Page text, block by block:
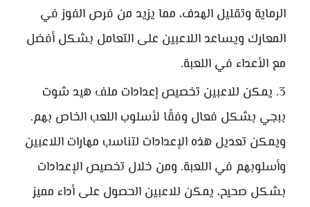
الرماية وتقليل الهدف، مما يزيد من فرص الفوز في
المعارك ويساعد اللاعبين على التعامل بشكل أفضل
مع الأعداء في اللعبة.
يمكن للاعبين تخصيص إعدادات ملف هيد شوت
ببجي بشكل فعال وفقًا لأسلوب اللعب الخاص بهم.
ويمكن تعديل هذه الإعدادات لتناسب مهارات اللاعبين
وأسلوبهم في اللعبة. ومن خلال تخصيص الإعدادات
بشكل صحيح، يمكن للاعبين الحصول على أداء مميز